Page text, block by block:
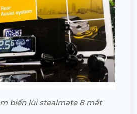
biến lùi stealmate 8 mắt